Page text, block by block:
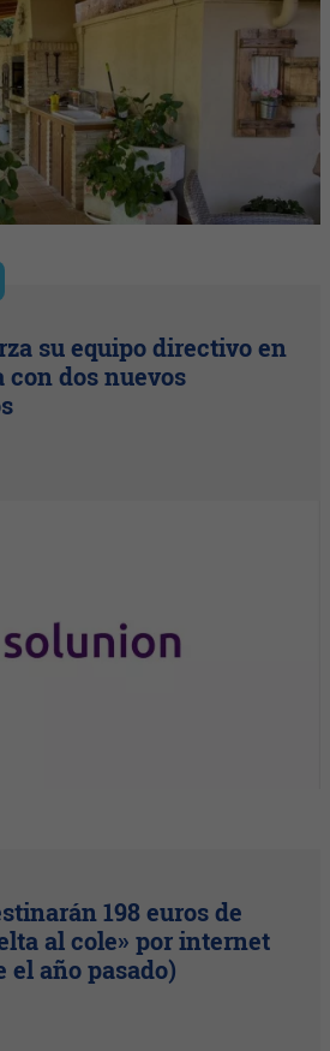
su equipo directivo en
dos nuevos
198 euros de
al cole» por internet
el año pasado)